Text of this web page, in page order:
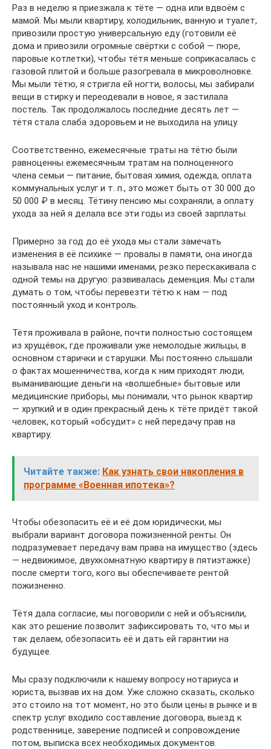
Раз в неделю я приезжала к тёте — одна или вдвоём с
мамой. Мы мыли квартиру, холодильник, ванную и туалет,
привозили простую универсальную еду (готовили её
дома и привозили огромные свёртки с собой — пюре,
паровые котлетки), чтобы тётя меньше соприкасалась с
газовой плитой и больше разогревала в микроволновке.
Мы мыли тётю, я стригла ей ногти, волосы, мы забирали
вещи в стирку и переодевали в новое, я застилала
постель. Так продолжалось последние десять лет —
тётя стала слаба здоровьем и не выходила на улицу.
Соответственно, ежемесячные траты на тётю были
равноценны ежемесячным тратам на полноценного
члена семьи — питание, бытовая химия, одежда, оплата
коммунальных услуг и т. п., это может быть от 30 000 до
50 000 ₽ в месяц. Тётину пенсию мы сохраняли, а оплату
ухода за ней я делала все эти годы из своей зарплаты.
Примерно за год до её ухода мы стали замечать
изменения в её психике — провалы в памяти, она иногда
называла нас не нашими именами, резко перескакивала с
одной темы на другую: развивалась деменция. Мы стали
думать о том, чтобы перевезти тётю к нам — под
постоянный уход и контроль.
Тётя проживала в районе, почти полностью состоящем
из хрущёвок, где проживали уже немолодые жильцы, в
основном старички и старушки. Мы постоянно слышали
о фактах мошенничества, когда к ним приходят люди,
выманивающие деньги на «волшебные» бытовые или
медицинские приборы, мы понимали, что рынок квартир
— хрупкий и в один прекрасный день к тёте придёт такой
человек, который «обсудит» с ней передачу прав на
квартиру.
Читайте также: Как узнать свои накопления в
программе «Военная ипотека»?
Чтобы обезопасить её и её дом юридически, мы
выбрали вариант договора пожизненной ренты. Он
подразумевает передачу вам права на имущество (здесь
— недвижимое, двухкомнатную квартиру в пятиэтажке)
после смерти того, кого вы обеспечиваете рентой
пожизненно.
Тётя дала согласие, мы поговорили с ней и объяснили,
как это решение позволит зафиксировать то, что мы и
так делаем, обезопасить её и дать ей гарантии на
будущее.
Мы сразу подключили к нашему вопросу нотариуса и
юриста, вызвав их на дом. Уже сложно сказать, сколько
это стоило на тот момент, но это были цены в рынке и в
спектр услуг входило составление договора, выезд к
родственнице, заверение подписей и сопровождение
потом, выписка всех необходимых документов.